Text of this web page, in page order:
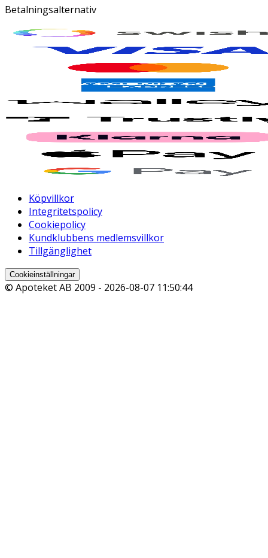
Betalningsalternativ
Köpvillkor
Integritetspolicy
Cookiepolicy
Kundklubbens medlemsvillkor
Tillgänglighet
Cookieinställningar
© Apoteket AB 2009 - 2026-08-07 11:50:44